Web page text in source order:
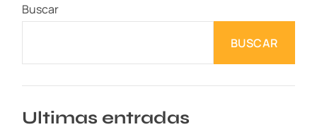
l
o
Buscar
BUSCAR
Ultimas entradas